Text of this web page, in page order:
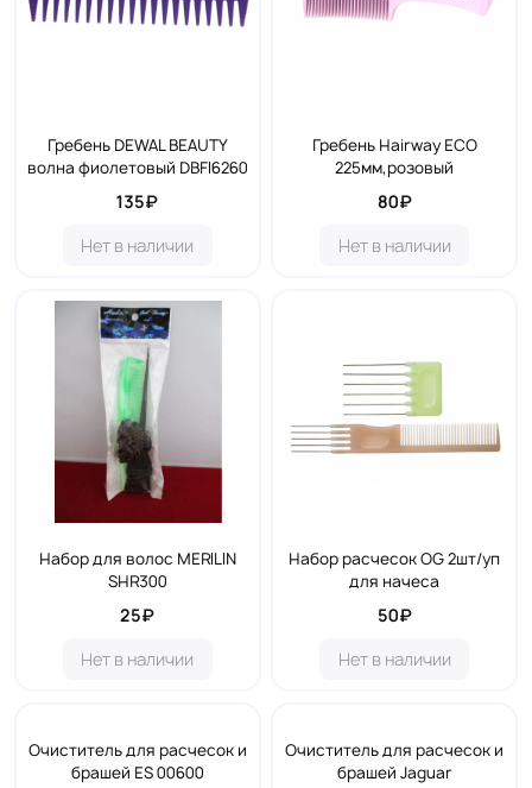
Гребень DEWAL BEAUTY
волна фиолетовый DBFI6260
135₽
Нет в наличии
Гребень Hairway ECO
225мм,розовый
80₽
Нет в наличии
Набор для волос MERILIN
SHR300
25₽
Нет в наличии
Набор расчесок OG 2шт/уп
для начеса
50₽
Нет в наличии
Очиститель для расчесок и
брашей ES 00600
Очиститель для расчесок и
брашей Jaguar